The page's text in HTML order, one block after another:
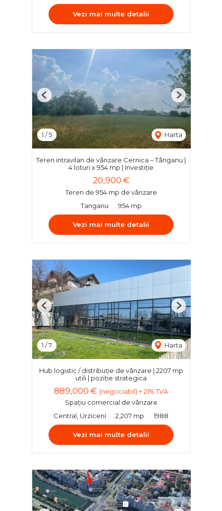
Vezi mai multe detalii
1 /5 Harta
Previous Next
Teren intravilan de vânzare Cernica – Tânganu |
4 loturi x 954 mp | Investiție
20,900 €
Teren de 954 mp de vânzare
Tanganu
954 mp
Vezi mai multe detalii
1 /7 Harta
Previous Next
Hub logistic / distribuție de vânzare | 2207 mp
utili | poziție strategica
889,000 € (negociabil) + 21% TVA
Spațiu comercial de vânzare
Central, Urziceni
2,207 mp 1988
Vezi mai multe detalii